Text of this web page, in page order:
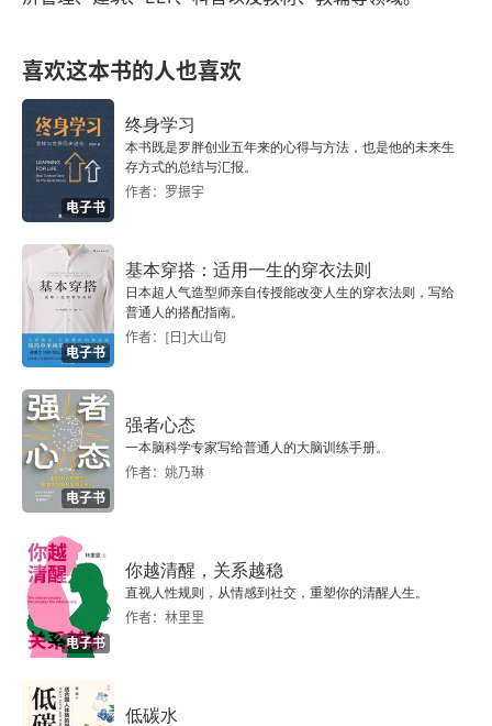
喜欢这本书的人也喜欢
电子书
终身学习
本书既是罗胖创业五年来的心得与方法，也是他的未来生
存方式的总结与汇报。
作者：罗振宇
电子书
基本穿搭：适用一生的穿衣法则
日本超人气造型师亲自传授能改变人生的穿衣法则，写给
普通人的搭配指南。
作者：[日]大山旬
电子书
强者心态
一本脑科学专家写给普通人的大脑训练手册。
作者：姚乃琳
电子书
你越清醒，关系越稳
直视人性规则，从情感到社交，重塑你的清醒人生。
作者：林里里
低碳水